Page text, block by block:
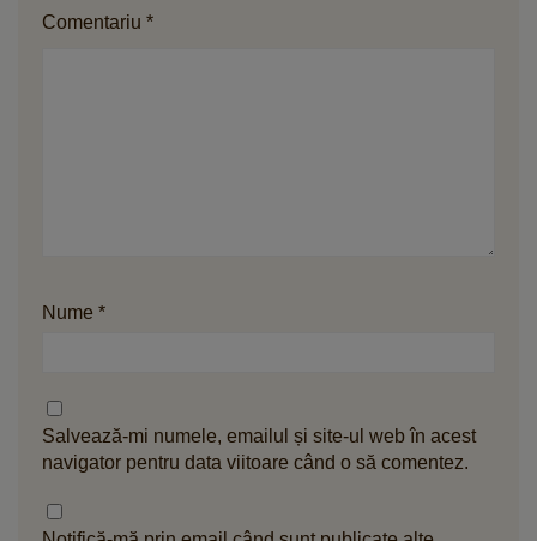
Comentariu *
Nume *
Salvează-mi numele, emailul și site-ul web în acest
navigator pentru data viitoare când o să comentez.